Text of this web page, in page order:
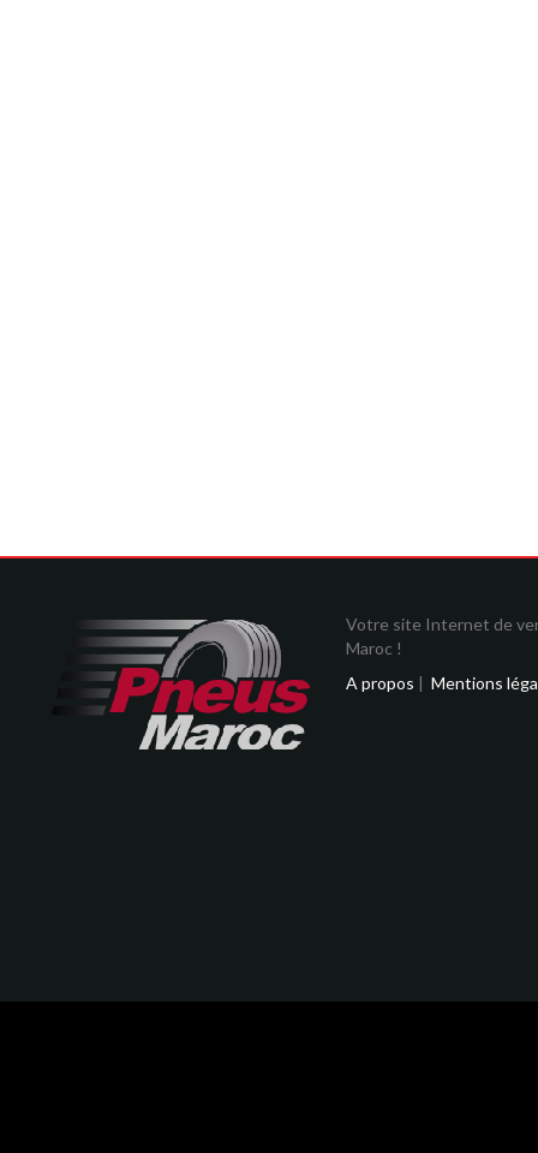
Votre site Internet de
Maroc !
A propos | Mentions